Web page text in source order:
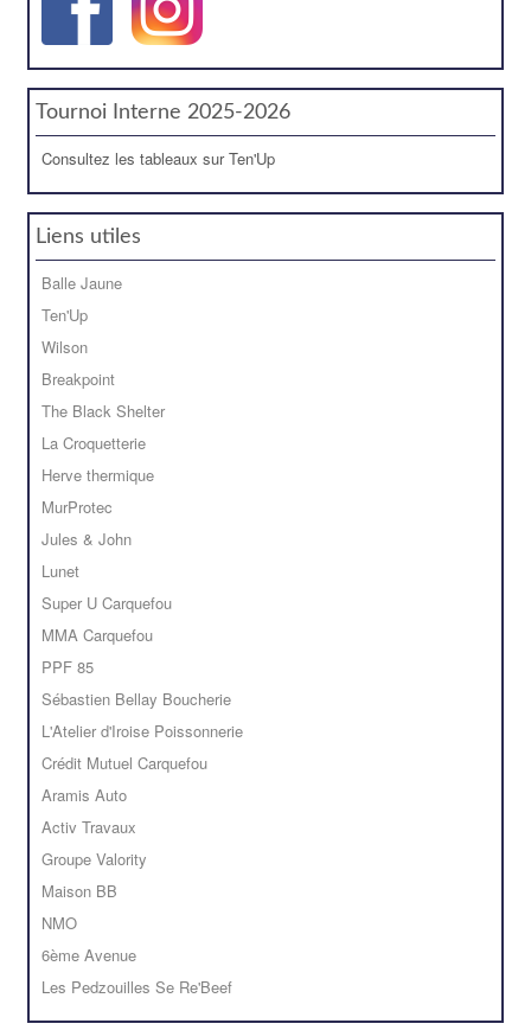
Tournoi Interne 2025-2026
Consultez les tableaux sur Ten'Up
Liens utiles
Balle Jaune
Ten'Up
Wilson
Breakpoint
The Black Shelter
La Croquetterie
Herve thermique
MurProtec
Jules & John
Lunet
Super U Carquefou
MMA Carquefou
PPF 85
Sébastien Bellay Boucherie
L'Atelier d'Iroise Poissonnerie
Crédit Mutuel Carquefou
Aramis Auto
Activ Travaux
Groupe Valority
Maison BB
NMO
6ème Avenue
Les Pedzouilles Se Re'Beef